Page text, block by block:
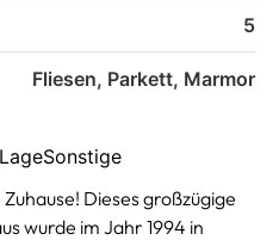
5
Fliesen, Parkett, Marmor
LageSonstige
Dieses großzügige
wurde im Jahr 1994 in